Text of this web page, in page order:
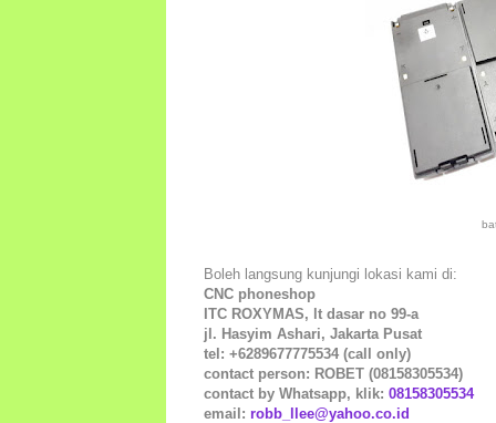
Boleh langsung kunjungi lokasi kami di:
CNC phoneshop
ITC ROXYMAS, lt dasar no 99-a
jl. Hasyim Ashari, Jakarta Pusat
tel: +6289677775534 (call only)
contact person: ROBET (08158305534)
contact by Whatsapp, klik: 08158305534
email: robb_llee@yahoo.co.id